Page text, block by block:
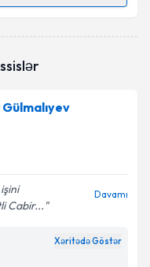
randevu ala
edilməsinə dair
çərçivədə emal
Cabir...
Davamı
Xəritədə Göstər